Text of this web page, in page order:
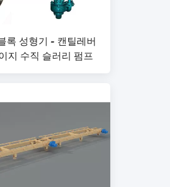
록 성형기 - 캔틸레버
지 수직 슬러리 펌프